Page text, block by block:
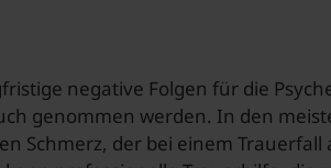
negative Folgen für die
genommen werden. In den
Schmerz, der bei einem